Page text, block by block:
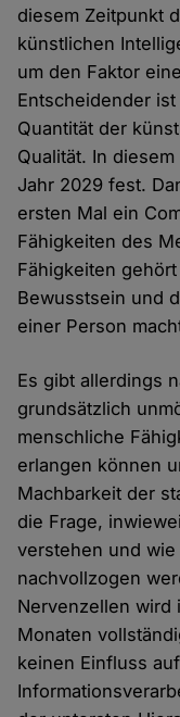
diesem Zeitpunkt
künstlichen
um den Faktor
Entscheidender
Quantität der
Qualität. In
Jahr 2029 fest.
ersten Mal ein
Fähigkeiten des
Fähigkeiten
Bewusstsein und
einer Person
Es gibt allerdings
grundsätzlich
menschliche
erlangen können
Machbarkeit der
die Frage,
verstehen und
nachvollzogen
Nervenzellen wird
Monaten
keinen Einfluss